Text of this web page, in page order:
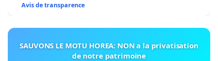
Avis de transparence
SAUVONS LE MOTU HOREA: NON a la privatisation
de notre patrimoine